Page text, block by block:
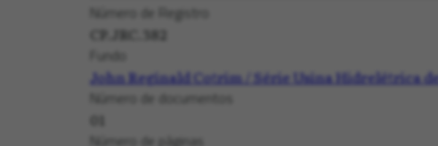
Número de Registro
CP.JRC.382
Fundo
John Reginald Cotrim / Série Usina Hidrelétrica
Número de documentos
01
Número de páginas